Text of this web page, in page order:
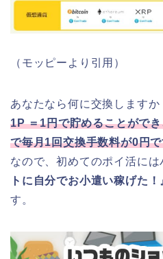
（モッピーより引用）
あなたなら何に交換しますか
1P ＝1円で貯めることがで
で毎月1回交換手数料が0円
なので、初めてのポイ活には
トに自分でお小遣い稼げた！
す。